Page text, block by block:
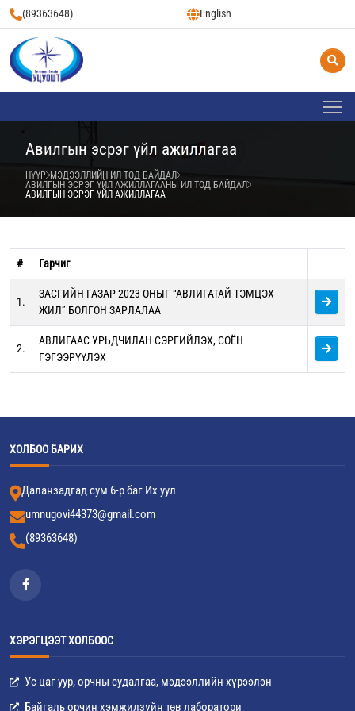
(89363648) English
Авилгын эсрэг үйл ажиллагаа
НҮҮР МЭДЭЭЛЛИЙН ИЛ ТОД БАЙДАЛ
АВИЛГЫН ЭСРЭГ ҮЙЛ АЖИЛЛАГААНЫ ИЛ ТОД БАЙДАЛ
АВИЛГЫН ЭСРЭГ ҮЙЛ АЖИЛЛАГАА
# Гарчиг
1.
ЗАСГИЙН ГАЗАР 2023 ОНЫГ “АВЛИГАТАЙ ТЭМЦЭХ
ЖИЛ” БОЛГОН ЗАРЛАЛАА
2.
АВЛИГААС УРЬДЧИЛАН СЭРГИЙЛЭХ, СОЁН
ГЭГЭЭРҮҮЛЭХ
ХОЛБОО БАРИХ
Даланзадгад сум 6-р баг Их уул
umnugovi44373@gmail.com
(89363648)
ХЭРЭГЦЭЭТ ХОЛБООС
Ус цаг уур, орчны судалгаа, мэдээллийн хүрээлэн
Байгаль орчин хэмжилзүйн төв лаборатори